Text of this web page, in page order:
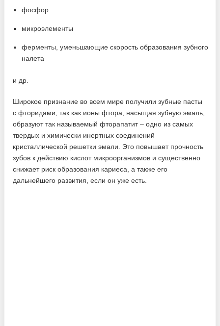
фосфор
микроэлементы
ферменты, уменьшающие скорость образования зубного
налета
и др.
Широкое признание во всем мире получили зубные пасты
с фторидами, так как ионы фтора, насыщая зубную эмаль,
образуют так называемый фторапатит – одно из самых
твердых и химически инертных соединений
кристаллической решетки эмали. Это повышает прочность
зубов к действию кислот микроорганизмов и существенно
снижает риск образования кариеса, а также его
дальнейшего развития, если он уже есть.